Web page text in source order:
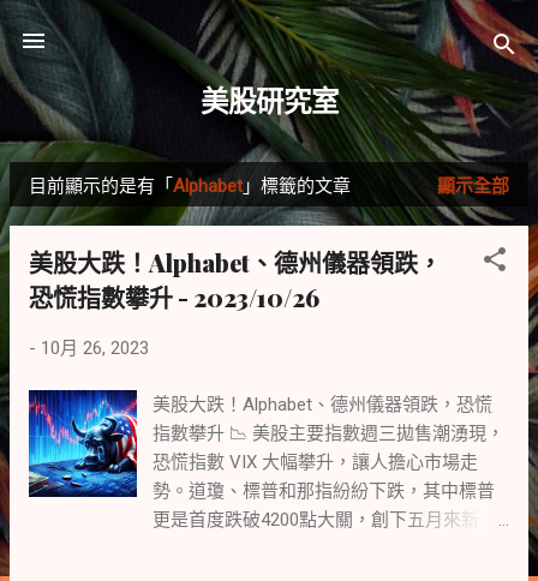
跳到主要內容
美股研究室
發
表
文
目前顯示的是有「 Alphabet」標籤的文章 顯示全部
美股大跌！Alphabet、德州儀器領跌，
恐慌指數攀升 - 2023/10/26
- 10月 26, 2023
美股大跌！Alphabet、德州儀器領跌，恐慌
指數攀升 📉 美股主要指數週三拋售潮湧現，
恐慌指數 VIX 大幅攀升，讓人擔心市場走
勢。道瓊、標普和那指紛紛下跌，其中標普
更是首度跌破4200點大關，創下五月來新